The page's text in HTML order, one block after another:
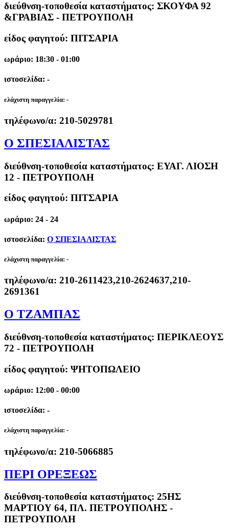
διεύθνση-τοποθεσία καταστήματος: ΣΚΟΥΦΑ 92
&ΓΡΑΒΙΑΣ - ΠΕΤΡΟΥΠΟΛΗ
είδος φαγητού: ΠΙΤΣΑΡΙΑ
ωράριο: 18:30 - 01:00
ιστοσελίδα: -
ελάχιστη παραγγελία: -
τηλέφωνο/α: 210-5029781
Ο ΣΠΕΣΙΑΛΙΣΤΑΣ
διεύθνση-τοποθεσία καταστήματος: ΕΥΑΓ. ΛΙΟΣΗ
12 - ΠΕΤΡΟΥΠΟΛΗ
είδος φαγητού: ΠΙΤΣΑΡΙΑ
ωράριο: 24 - 24
ιστοσελίδα: Ο ΣΠΕΣΙΑΛΙΣΤΑΣ
ελάχιστη παραγγελία: -
τηλέφωνο/α: 210-2611423,210-2624637,210-
2691361
Ο ΤΖΑΜΠΑΣ
διεύθνση-τοποθεσία καταστήματος: ΠΕΡΙΚΛΕΟΥΣ
72 - ΠΕΤΡΟΥΠΟΛΗ
είδος φαγητού: ΨΗΤΟΠΩΛΕΙΟ
ωράριο: 12:00 - 00:00
ιστοσελίδα: -
ελάχιστη παραγγελία: -
τηλέφωνο/α: 210-5066885
ΠΕΡΙ ΟΡΕΞΕΩΣ
διεύθνση-τοποθεσία καταστήματος: 25ΗΣ
ΜΑΡΤΙΟΥ 64, ΠΛ. ΠΕΤΡΟΥΠΟΛΗΣ -
ΠΕΤΡΟΥΠΟΛΗ